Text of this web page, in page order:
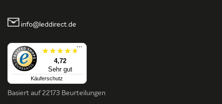
info@leddirect.de
4,72
Sehr gut
...
Käuferschutz
Basiert auf22173 Beurteilungen